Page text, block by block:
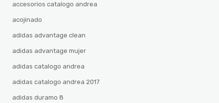
accesorios catalogo andrea
acojinado
adidas advantage clean
adidas advantage mujer
adidas catalogo andrea
adidas catalogo andrea 2017
adidas duramo 8